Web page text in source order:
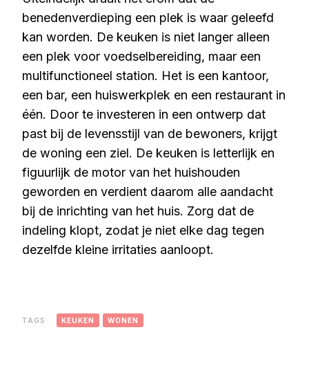
benedenverdieping een plek is waar geleefd
kan worden. De keuken is niet langer alleen
een plek voor voedselbereiding, maar een
multifunctioneel station. Het is een kantoor,
een bar, een huiswerkplek en een restaurant in
één. Door te investeren in een ontwerp dat
past bij de levensstijl van de bewoners, krijgt
de woning een ziel. De keuken is letterlijk en
figuurlijk de motor van het huishouden
geworden en verdient daarom alle aandacht
bij de inrichting van het huis. Zorg dat de
indeling klopt, zodat je niet elke dag tegen
dezelfde kleine irritaties aanloopt.
TAGS: KEUKEN WONEN